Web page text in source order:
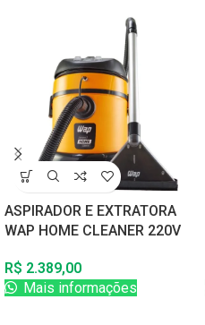
ASPIRADOR E EXTRATORA
WAP HOME CLEANER 220V
R$ 2.389,00
Mais informações